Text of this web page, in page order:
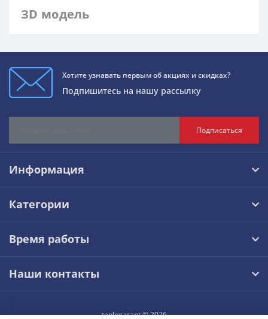
ЗD модель
Хотите узнавать первым об акциях и скидках?
Подпишитесь на нашу рассылку
Подписаться
Информация
Категории
Время работы
Наши контакты
teplogarant © 2026